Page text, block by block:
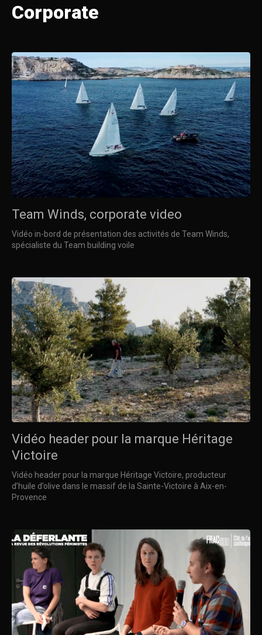
Corporate
Team Winds, corporate video
Vidéo in-bord de présentation des activités de Team Winds,
spécialiste du Team building voile
Vidéo header pour la marque Héritage
Victoire
Vidéo header pour la marque Héritage Victoire, producteur
d’huile d’olive dans le massif de la Sainte-Victoire à Aix-en-
Provence